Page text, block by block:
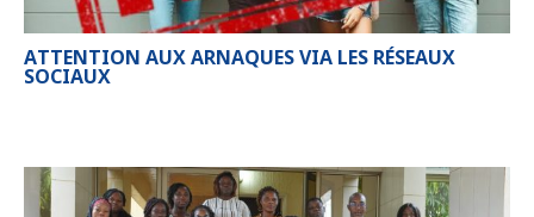
ATTENTION AUX ARNAQUES VIA LES RÉSEAUX
SOCIAUX